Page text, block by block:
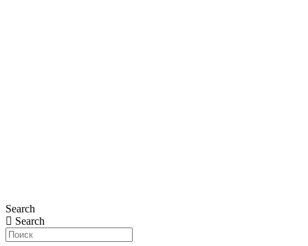
Search
Search